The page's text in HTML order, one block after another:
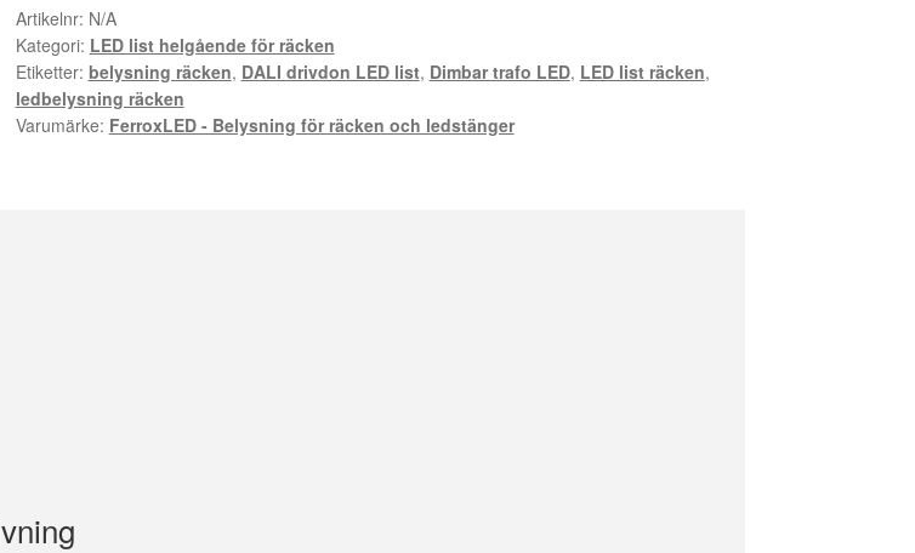
24volt
mängd
Artikelnr: N/A
Kategori: LED list helgående för räcken
Etiketter: belysning räcken, DALI drivdon LED list, Dimbar trafo LED, LED list räcken,
ledbelysning räcken
Varumärke: FerroxLED - Belysning för räcken och ledstänger